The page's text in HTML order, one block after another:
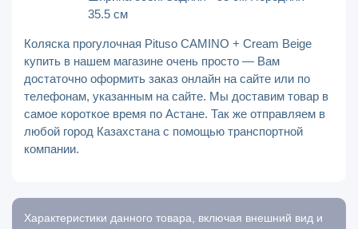
35.5 см
Коляска прогулочная Pituso CAMINO + Cream Beige
купить в нашем магазине очень просто — Вам
достаточно оформить заказ онлайн на сайте или по
телефонам, указанным на сайте. Мы доставим товар в
самое короткое время по Астане. Так же отправляем в
любой город Казахстана с помощью транспортной
компании.
Характеристики данного товара, включая внешний вид и